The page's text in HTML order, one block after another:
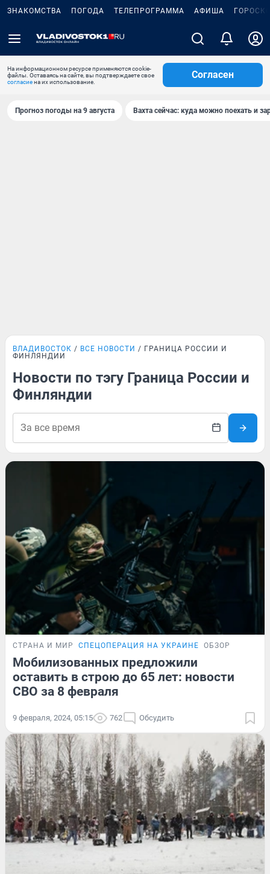
ЗНАКОМСТВА ПОГОДА ТЕЛЕПРОГРАММА АФИША
На информационном ресурсе применяются cookie-
файлы. Оставаясь на сайте, вы подтверждаете свое
согласиена их использование.
Согласен
Прогноз погоды на 9 августа Вахта сейчас: куда можно поехать и
ВЛАДИВОСТОК ВСЕ НОВОСТИ
ГРАНИЦА РОССИИ И
ФИНЛЯНДИИ
Новости по тэгу Граница России и
Финляндии
СТРАНА И МИР СПЕЦОПЕРАЦИЯ НА УКРАИНЕ ОБЗОР
Мобилизованных предложили
оставить в строю до 65 лет: новости
СВО за 8 февраля
9 февраля, 2024, 05:15 762 Обсудить